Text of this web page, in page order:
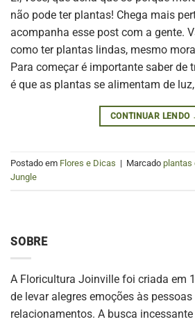
não pode ter plantas! Chega mais
acompanha esse post com a gente.
como ter plantas lindas, mesmo
Para começar é importante saber de
é que as plantas se alimentam de
CONTINUAR LENDO
Postado em Flores e Dicas | Marcado plantas
Jungle
SOBRE
A Floricultura Joinville foi criada em
de levar alegres emoções às
relacionamentos. A busca